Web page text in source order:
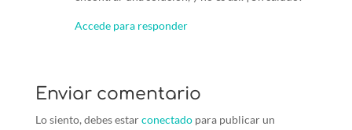
Accede para responder
Enviar comentario
Lo siento, debes estarconectadopara publicar un